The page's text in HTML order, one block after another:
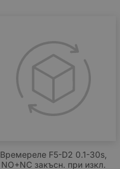
Времереле F5-D2 0.1-30s,
NO+NC закъсн. при изкл.